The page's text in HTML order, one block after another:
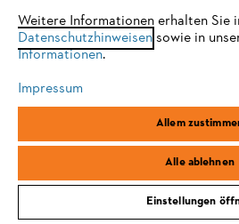
Gartenarbeit fällt das ganze Jahr über
Allerdings gibt es bestimmte Monate in
Sträucher und Bäume die Pflege besser
Was ist wann im Garten zu
Mit unserem STIHL Gartenkalender
alle wichtigen Gartenarbeiten stets im
unserem Newsletter an und erhalten Sie
eine optimale Nutzung unserer Seite
einem der folgenden Browser zu
Firefox
Weitere Informationen erhalten Sie
Datenschutzhinweisensowie in
Informationen.
Impressum
Allem
Alle ablehnen
Einstellungen